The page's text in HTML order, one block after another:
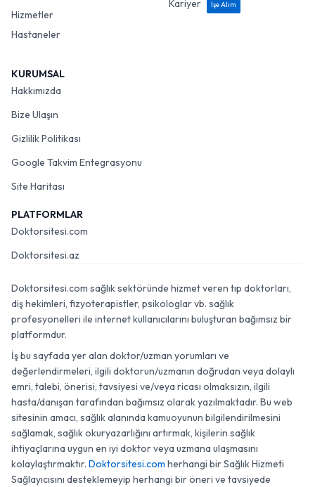
Hizmetler
Hastaneler
Kariyer
İşe Alım
KURUMSAL
Hakkımızda
Bize Ulaşın
Gizlilik Politikası
Google Takvim Entegrasyonu
Site Haritası
PLATFORMLAR
Doktorsitesi.com
Doktorsitesi.az
Doktorsitesi.com sağlık sektöründe hizmet veren tıp doktorları,
diş hekimleri, fizyoterapistler, psikologlar vb. sağlık
profesyonelleri ile internet kullanıcılarını buluşturan bağımsız bir
platformdur.
İş bu sayfada yer alan doktor/uzman yorumları ve
değerlendirmeleri, ilgili doktorun/uzmanın doğrudan veya dolaylı
emri, talebi, önerisi, tavsiyesi ve/veya ricası olmaksızın, ilgili
hasta/danışan tarafından bağımsız olarak yazılmaktadır. Bu web
sitesinin amacı, sağlık alanında kamuoyunun bilgilendirilmesini
sağlamak, sağlık okuryazarlığını artırmak, kişilerin sağlık
ihtiyaçlarına uygun en iyi doktor veya uzmana ulaşmasını
kolaylaştırmaktır. Doktorsitesi.com herhangi bir Sağlık Hizmeti
Sağlayıcısını desteklemeyip herhangi bir öneri ve tavsiyede